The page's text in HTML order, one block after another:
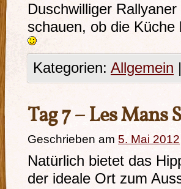
Duschwilliger
schauen, ob die
Kategorien: Allgemein |
Tag 7 – Les
Geschrieben am 5. Mai 2012
Natürlich bietet das
der ideale Ort zum